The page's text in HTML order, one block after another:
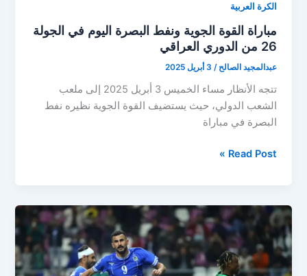
الكرة العربية
مباراة القوة الجوية ونفط البصرة اليوم في الجولة
26 من الدوري العراقي
عبدالمجيد الصالح/ 3 أبريل 2025
تتجه الأنظار مساء الخميس 3 أبريل 2025 إلى ملعب
الشعب الدولي، حيث يستضيف القوة الجوية نظيره نفط
البصرة في مباراة
مباراة
ونفط
البصرة
اليوم
في
الجولة
Read Post »